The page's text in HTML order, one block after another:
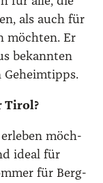
als auch für
möch­ten. Er
bekann­ten
Tirol?
erle­ben möch­
ide­al für
für Berg­